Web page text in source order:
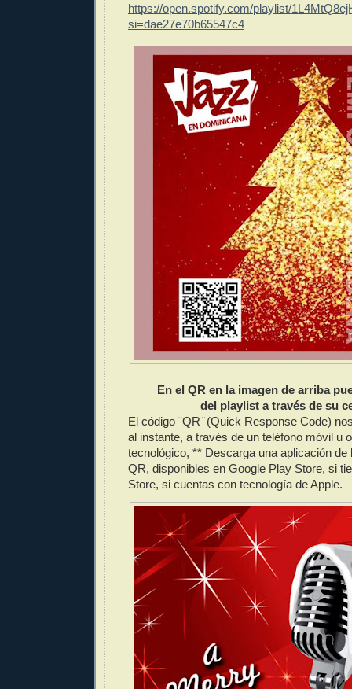
https://open.spotify.com/playlist/
si=dae27e70b65547c4
En el QR en la imagen de arriba
del playlist a través de su
El código ¨QR ̈ (Quick Response Code)
al instante, a través de un teléfono móvil u
tecnológico, ** Descarga una aplicación de
QR, disponibles en Google Play Store, si
Store, si cuentas con tecnología de Apple.